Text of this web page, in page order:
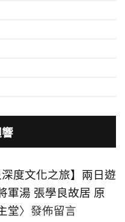
深度文化之旅】兩日遊
軍湯 張學良故居 原
堂〉發佈留言